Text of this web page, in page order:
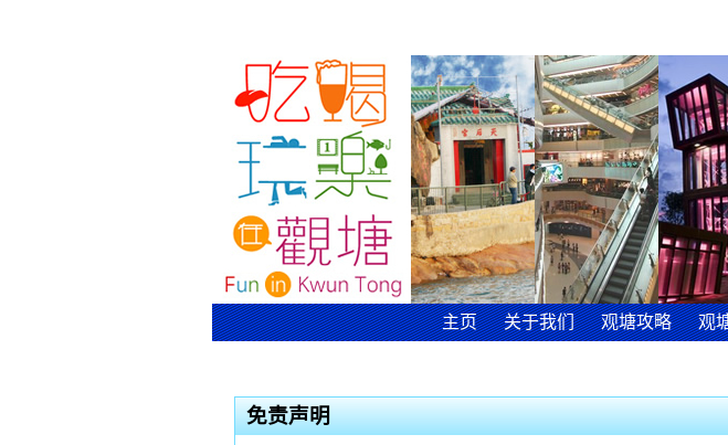
主页 关于我们 观塘攻略 观
免责声明